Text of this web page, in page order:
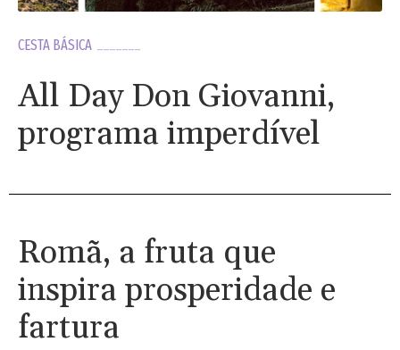
CESTA BÁSICA
All Day Don Giovanni,
programa imperdível
Romã, a fruta que
inspira prosperidade e
fartura